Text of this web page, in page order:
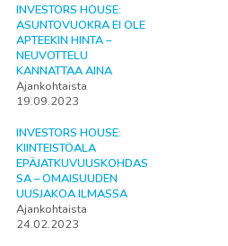
INVESTORS HOUSE:
ASUNTOVUOKRA EI OLE
APTEEKIN HINTA –
NEUVOTTELU
KANNATTAA AINA
Ajankohtaista
19.09.2023
INVESTORS HOUSE:
KIINTEISTÖALA
EPÄJATKUVUUSKOHDAS
SA – OMAISUUDEN
UUSJAKOA ILMASSA
Ajankohtaista
24.02.2023